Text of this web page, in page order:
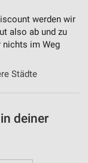
werden wir
also ab und zu
nichts im Weg
Städte
deiner